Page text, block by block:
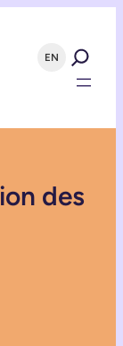
EN
des